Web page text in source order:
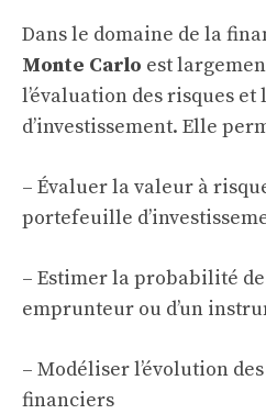
Dans le domaine de la
Monte Carlo est
l’évaluation des risques
d’investissement. Elle
– Évaluer la valeur à
portefeuille
– Estimer la probabilité de
emprunteur ou d’un
– Modéliser l’évolution
financiers